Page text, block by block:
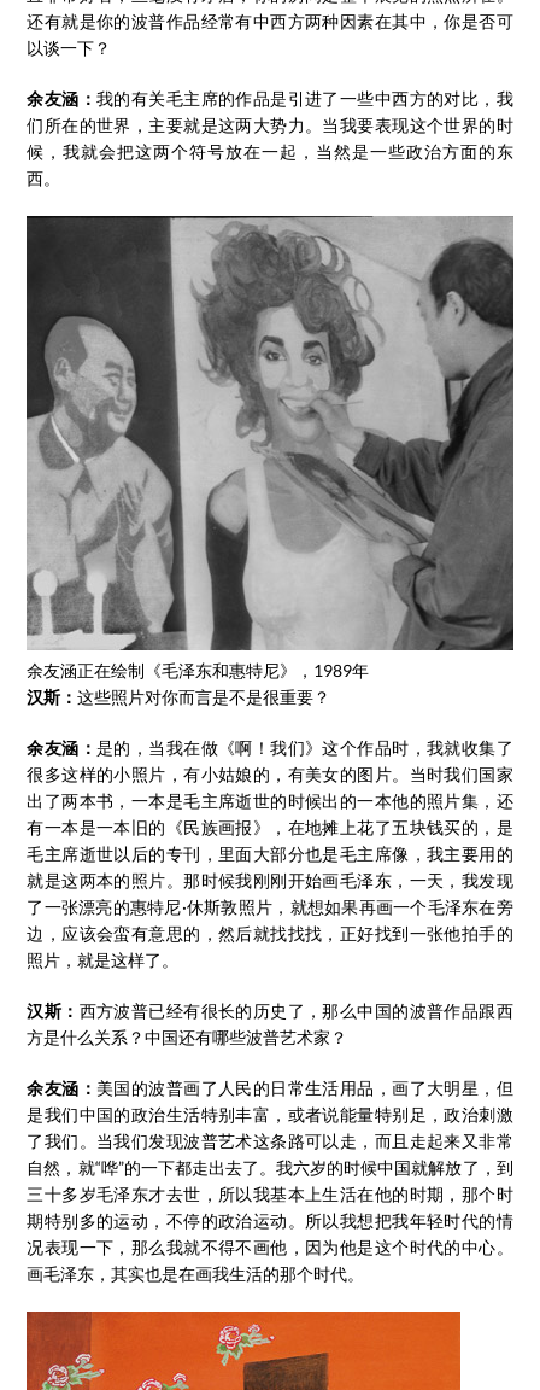
还有就是你的波普作品经常有中西方两种因素在其中，你是否可
以谈一下？
余友涵：我的有关毛主席的作品是引进了一些中西方的对比，我
们所在的世界，主要就是这两大势力。当我要表现这个世界的时
候，我就会把这两个符号放在一起，当然是一些政治方面的东
西。
余友涵正在绘制《毛泽东和惠特尼》，1989年
汉斯：这些照片对你而言是不是很重要？
余友涵：是的，当我在做《啊！我们》这个作品时，我就收集了
很多这样的小照片，有小姑娘的，有美女的图片。当时我们国家
出了两本书，一本是毛主席逝世的时候出的一本他的照片集，还
有一本是一本旧的《民族画报》，在地摊上花了五块钱买的，是
毛主席逝世以后的专刊，里面大部分也是毛主席像，我主要用的
就是这两本的照片。那时候我刚刚开始画毛泽东，一天，我发现
了一张漂亮的惠特尼·休斯敦照片，就想如果再画一个毛泽东在旁
边，应该会蛮有意思的，然后就找找找，正好找到一张他拍手的
照片，就是这样了。
汉斯： 西方波普已经有很长的历史了，那么中国的波普作品跟西
方是什么关系？中国还有哪些波普艺术家？
余友涵： 美国的波普画了人民的日常生活用品，画了大明星，但
是我们中国的政治生活特别丰富，或者说能量特别足，政治刺激
了我们。当我们发现波普艺术这条路可以走，而且走起来又非常
自然，就“哗”的一下都走出去了。我六岁的时候中国就解放了，到
三十多岁毛泽东才去世，所以我基本上生活在他的时期，那个时
期特别多的运动，不停的政治运动。所以我想把我年轻时代的情
况表现一下，那么我就不得不画他，因为他是这个时代的中心。
画毛泽东，其实也是在画我生活的那个时代。